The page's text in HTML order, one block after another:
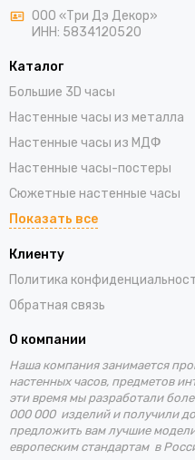
ООО «Три Дэ Декор»
ИНН: 5834120520
Каталог
Большие 3D часы
Настенные часы из металла
Настенные часы из МДФ
Настенные часы-постеры
Сюжетные настенные часы
Показать все
Клиенту
Политика
Обратная связь
О компании
Наша компания занимается
настенных часов, предметов
эти время мы разработали
000 000 изделий и получили
предложить вам лучшие
европеским стандартам в